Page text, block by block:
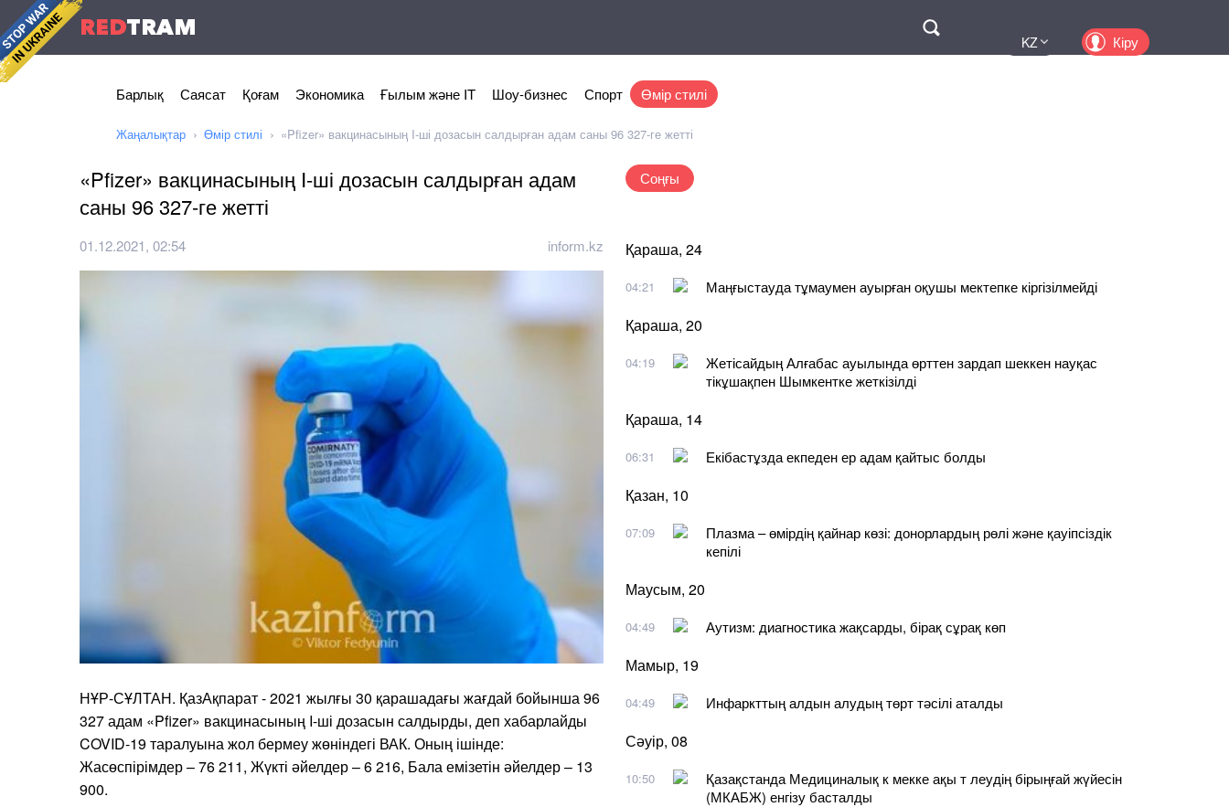
REDTRAM
KZ Кіру
Барлық Саясат Қоғам Экономика Ғылым және IT Шоу-бизнес Спорт Өмір стилі
Жаңалықтар Өмір стилі «Pfizer» вакцинасының I-ші дозасын салдырған адам саны 96 327-ге жетті
«Pfizer» вакцинасының I-ші дозасын салдырған адам
саны 96 327-ге жетті
01.12.2021, 02:54 inform.kz
НҰР-СҰЛТАН. ҚазАқпарат - 2021 жылғы 30 қарашадағы жағдай бойынша 96
327 адам «Pfizer» вакцинасының I-ші дозасын салдырды, деп хабарлайды
COVID-19 таралуына жол бермеу жөніндегі ВАК. Оның ішінде:
Жасөспірімдер – 76 211, Жүкті әйелдер – 6 216, Бала емізетін әйелдер – 13
900.
Соңғы
Қараша, 24
04:21 Маңғыстауда тұмаумен ауырған оқушы мектепке кіргізілмейді
Қараша, 20
04:19
Жетісайдың Алғабас ауылында өрттен зардап шеккен науқас
тікұшақпен Шымкентке жеткізілді
Қараша, 14
06:31 Екібастұзда екпеден ер адам қайтыс болды
Қазан, 10
07:09
Плазма – өмірдің қайнар көзі: донорлардың рөлі және қауіпсіздік
кепілі
Маусым, 20
04:49 Аутизм: диагностика жақсарды, бірақ сұрақ көп
Мамыр, 19
04:49 Инфаркттың алдын алудың төрт тәсілі аталды
Сәуір, 08
10:50
Қазақстанда Медициналық к мекке ақы т леудің бірыңғай жүйесін
(МКАБЖ) енгізу басталды